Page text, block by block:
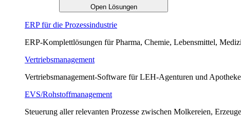
Open Lösungen
ERP für die Prozessindustrie
ERP-Komplettlösungen für Pharma, Chemie, Lebensmittel,
Vertriebsmanagement
Vertriebsmanagement-Software für LEH-Agenturen und
EVS/Rohstoffmanagement
Steuerung aller relevanten Prozesse zwischen Molkereien,